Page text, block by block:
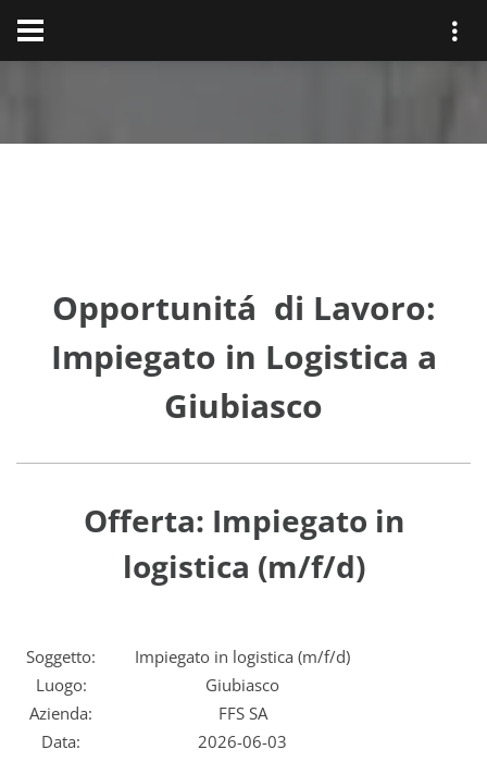
Opportunitá di Lavoro:
Impiegato in Logistica a
Giubiasco
Offerta: Impiegato in
logistica (m/f/d)
Soggetto:
Impiegato in logistica (m/f/d)
Luogo:
Giubiasco
Azienda:
FFS SA
Data:
2026-06-03